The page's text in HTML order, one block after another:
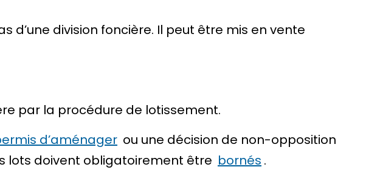
d’une division foncière. Il peut être mis en vente
par la procédure de lotissement.
d’aménager ou une décision de non-opposition
lots doivent obligatoirement être bornés .